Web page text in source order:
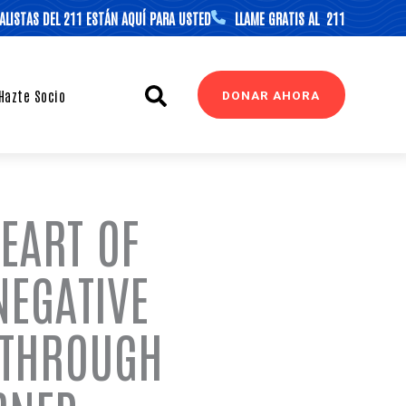
DEL 211 ESTÁN AQUÍ PARA USTED LLAME GRATIS AL 211
Socio Search DONAR AHORA
OF